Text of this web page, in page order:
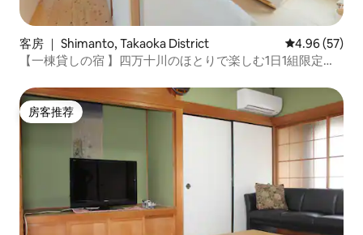
客房 ｜ Shimanto, Takaoka District 平均评分
4.96 (57)
【一棟貸しの宿 】四万十川のほとりで楽しむ1日1組限定宿/
房客推荐
房客推荐